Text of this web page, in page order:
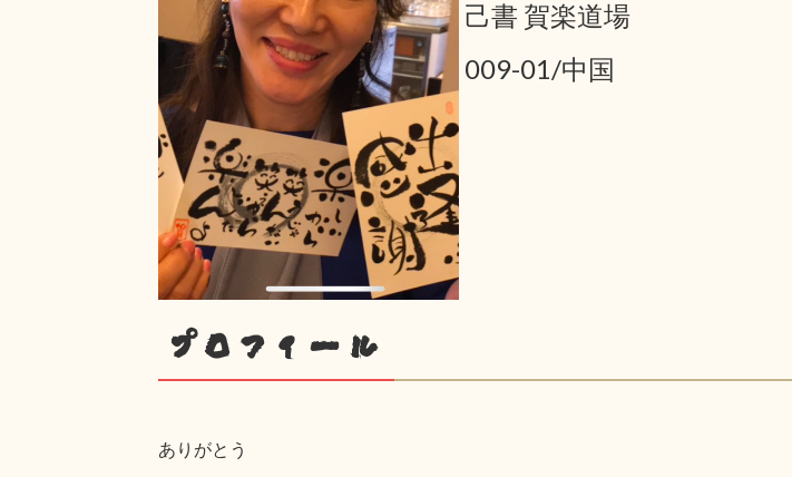
己書 賀楽道場
009-01/中国
プロフィール
ありがとう